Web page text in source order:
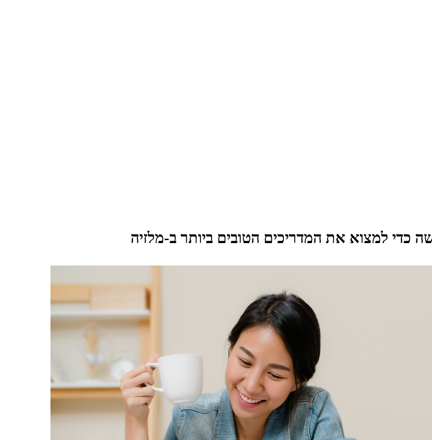
כדי למצוא את המדריכים הטובים ביותר ב-מלזיה